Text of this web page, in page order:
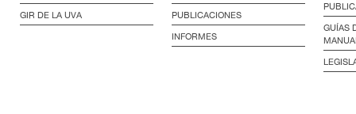
GIR DE LA UVA PUBLICACIONES
INFORMES
GUÍAS